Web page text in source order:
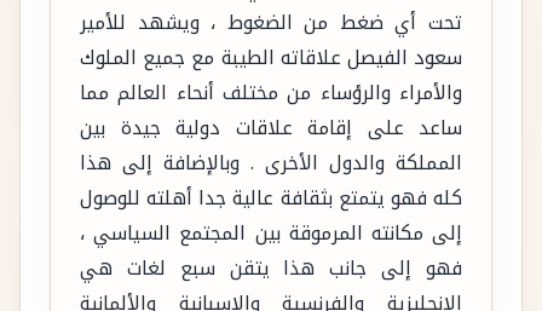
تحت أي ضغط من الضغوط ، ويشهد للأمير
سعود الفيصل علاقاته الطيبة مع جميع الملوك
والأمراء والرؤساء من مختلف أنحاء العالم مما
ساعد على إقامة علاقات دولية جيدة بين
المملكة والدول الأخرى . وبالإضافة إلى هذا
كله فهو يتمتع بثقافة عالية جدا أهلته للوصول
إلى مكانته المرموقة بين المجتمع السياسي ،
فهو إلى جانب هذا يتقن سبع لغات هي